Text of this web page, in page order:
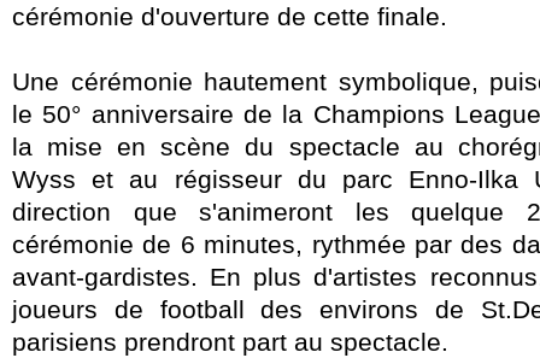
cérémonie d'ouverture de cette finale.
Une cérémonie hautement symbolique,
le 50° anniversaire de la Champions
la mise en scène du spectacle au
Wyss et au régisseur du parc Enno-Ilka
direction que s'animeront les quelque
cérémonie de 6 minutes, rythmée par des
avant-gardistes. En plus d'artistes
joueurs de football des environs de
parisiens prendront part au spectacle.